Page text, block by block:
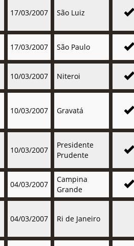
17/03/2007 São Luiz
17/03/2007 São Paulo
10/03/2007 Niteroi
10/03/2007 Gravatá
10/03/2007
Presidente
Prudente
04/03/2007
Campina
Grande
04/03/2007 Ri de Janeiro